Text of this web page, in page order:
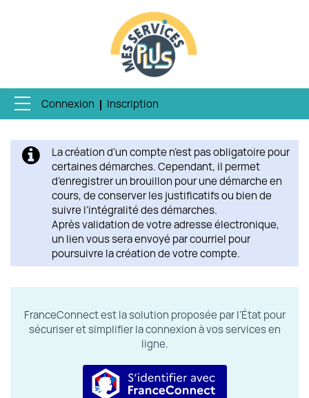
Connexion Inscription
Ouvrir le menu
MES DEMANDES
MON PROFIL
ENQUÊTE QUALITÉ
La création d’un compte n’est pas obligatoire pour
certaines démarches. Cependant, il permet
d’enregistrer un brouillon pour une démarche en
cours, de conserver les justificatifs ou bien de
suivre l’intégralité des démarches.
Après validation de votre adresse électronique,
un lien vous sera envoyé par courriel pour
poursuivre la création de votre compte.
FranceConnect est la solution proposée par l’État pour
sécuriser et simplifier la connexion à vos services en
ligne.
S’identifier avec FranceConnect